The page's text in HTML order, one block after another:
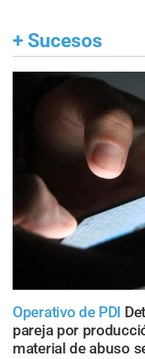
+ Sucesos
Operativo de PDI
pareja por
material de abuso